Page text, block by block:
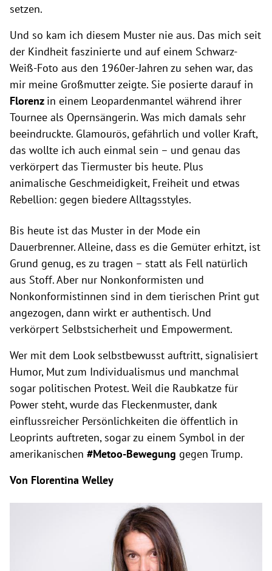
setzen.
Und so kam ich diesem Muster nie aus. Das mich seit
der Kindheit faszinierte und auf einem Schwarz-
Weiß-Foto aus den 1960er-Jahren zu sehen war, das
mir meine Großmutter zeigte. Sie posierte darauf in
Florenz in einem Leopardenmantel während ihrer
Tournee als Opernsängerin. Was mich damals sehr
beeindruckte. Glamourös, gefährlich und voller Kraft,
das wollte ich auch einmal sein – und genau das
verkörpert das Tiermuster bis heute. Plus
animalische Geschmeidigkeit, Freiheit und etwas
Rebellion: gegen biedere Alltagsstyles.
Bis heute ist das Muster in der Mode ein
Dauerbrenner. Alleine, dass es die Gemüter erhitzt, ist
Grund genug, es zu tragen – statt als Fell natürlich
aus Stoff. Aber nur Nonkonformisten und
Nonkonformistinnen sind in dem tierischen Print gut
angezogen, dann wirkt er authentisch. Und
verkörpert Selbstsicherheit und Empowerment.
Wer mit dem Look selbstbewusst auftritt, signalisiert
Humor, Mut zum Individualismus und manchmal
sogar politischen Protest. Weil die Raubkatze für
Power steht, wurde das Fleckenmuster, dank
einflussreicher Persönlichkeiten die öffentlich in
Leoprints auftreten, sogar zu einem Symbol in der
amerikanischen #Metoo-Bewegung gegen Trump.
Von Florentina Welley